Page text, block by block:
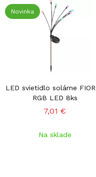
Novinka
LED svietidlo solárne
RGB LED 8ks
7,01 €
Na sklade